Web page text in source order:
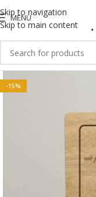
Skip to navigation
Skip to main content
MENU
-15%